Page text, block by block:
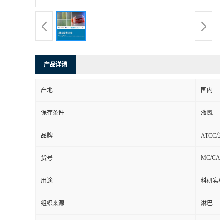
产品详请
产地 国内
保存条件 液氮
品牌 ATCC/
货号 MC/
用途 科研实
组织来源 淋巴